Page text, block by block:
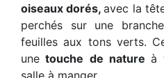
oiseaux dorés,avec la
perchés sur une
feuilles aux tons verts.
une touche de nature à
salle à manger.